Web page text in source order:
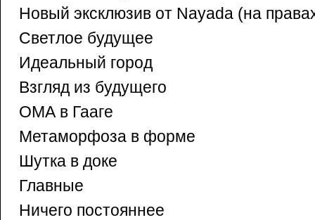
Новый эксклюзив от Nayada (на
Светлое будущее
Идеальный город
Взгляд из будущего
ОМА в Гааге
Метаморфоза в форме
Шутка в доке
Главные
Ничего постояннее